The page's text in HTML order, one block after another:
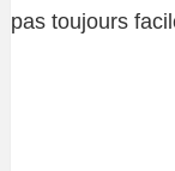
pas toujours